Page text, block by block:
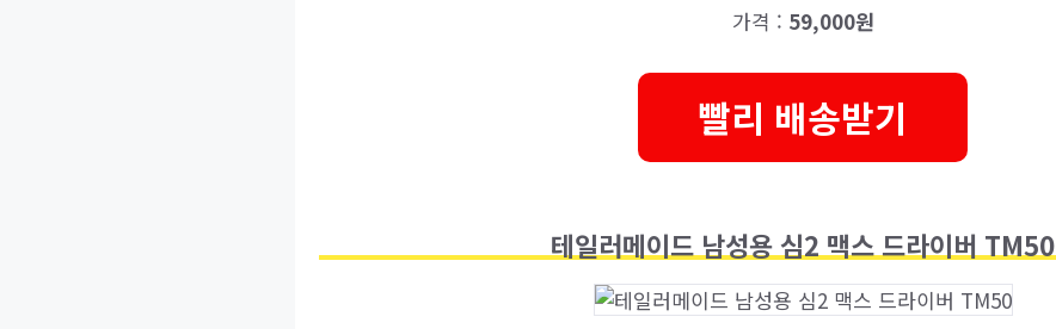
가격 : 59,000원
빨리 배송받기
테일러메이드 남성용 심2 맥스 드라이버 TM50